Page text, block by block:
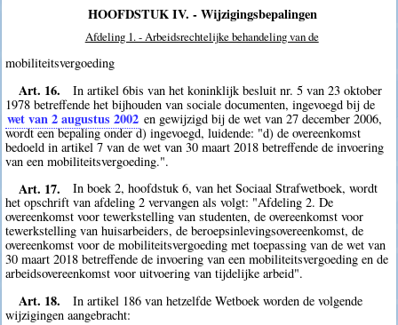
HOOFDSTUK IV. - Wijzigingsbepalingen
Afdeling 1. - Arbeidsrechtelijke behandeling van de
mobiliteitsvergoeding
Art. 16.
In artikel 6bis van het koninklijk besluit nr. 5 van 23 oktober
1978 betreffende het bijhouden van sociale documenten, ingevoegd bij de
wet van 2 augustus 2002 en gewijzigd bij de wet van 27 december 2006,
wordt een bepaling onder d) ingevoegd, luidende: "d) de overeenkomst
bedoeld in artikel 7 van de wet van 30 maart 2018 betreffende de invoering
van een mobiliteitsvergoeding.".
Art. 17.
In boek 2, hoofdstuk 6, van het Sociaal Strafwetboek, wordt
het opschrift van afdeling 2 vervangen als volgt: "Afdeling 2. De
overeenkomst voor tewerkstelling van studenten, de overeenkomst voor
tewerkstelling van huisarbeiders, de beroepsinlevingsovereenkomst, de
overeenkomst voor de mobiliteitsvergoeding met toepassing van de wet van
30 maart 2018 betreffende de invoering van een mobiliteitsvergoeding en de
arbeidsovereenkomst voor uitvoering van tijdelijke arbeid".
Art. 18.
In artikel 186 van hetzelfde Wetboek worden de volgende
wijzigingen aangebracht: